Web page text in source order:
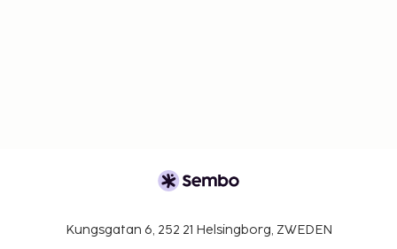
Kungsgatan 6, 252 21 Helsingborg, ZWEDEN